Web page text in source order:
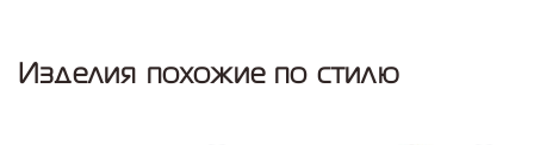
Изделия похожие по стилю